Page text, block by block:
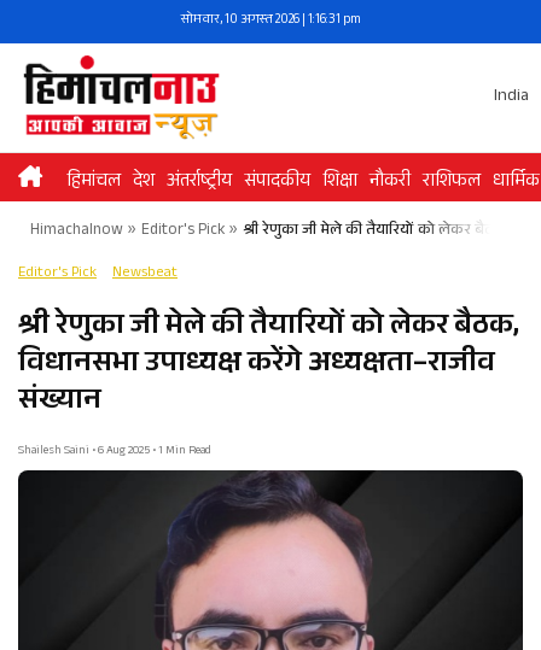
to
content
सोमवार, 10 अगस्त 2026 | 1:16:31 pm
India
हिमांचल देश अंतर्राष्ट्रीय संपादकीय शिक्षा नौकरी राशिफल धार्मिक
Himachalnow» Editor's Pick» श्री रेणुका जी मेले की तैयारियों को लेकर बैठक,
Editor's Pick Newsbeat
श्री रेणुका जी मेले की तैयारियों को लेकर बैठक,
विधानसभा उपाध्यक्ष करेंगे अध्यक्षता–राजीव
संख्यान
Shailesh Saini • 6 Aug 2025 • 1 Min Read